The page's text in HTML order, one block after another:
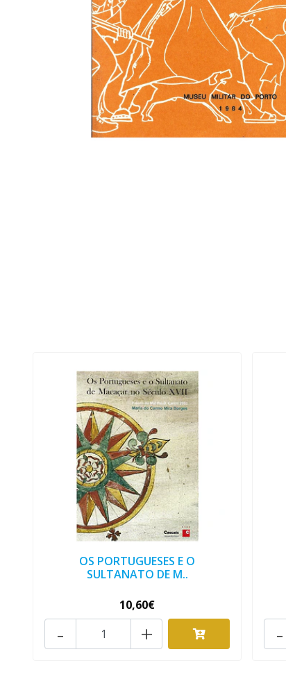
OS PORTUGUESES E O
SULTANATO DE M..
10,60€
+
- -